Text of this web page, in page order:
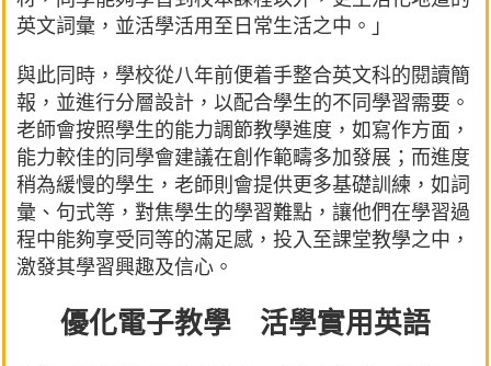
英文詞彙，並活學活用至日常生活之中。」
與此同時，學校從八年前便着手整合英文科的閱讀簡
報，並進行分層設計，以配合學生的不同學習需要。
老師會按照學生的能力調節教學進度，如寫作方面，
能力較佳的同學會建議在創作範疇多加發展；而進度
稍為緩慢的學生，老師則會提供更多基礎訓練，如詞
彙、句式等，對焦學生的學習難點，讓他們在學習過
程中能夠享受同等的滿足感，投入至課堂教學之中，
激發其學習興趣及信心。
優化電子教學 活學實用英語